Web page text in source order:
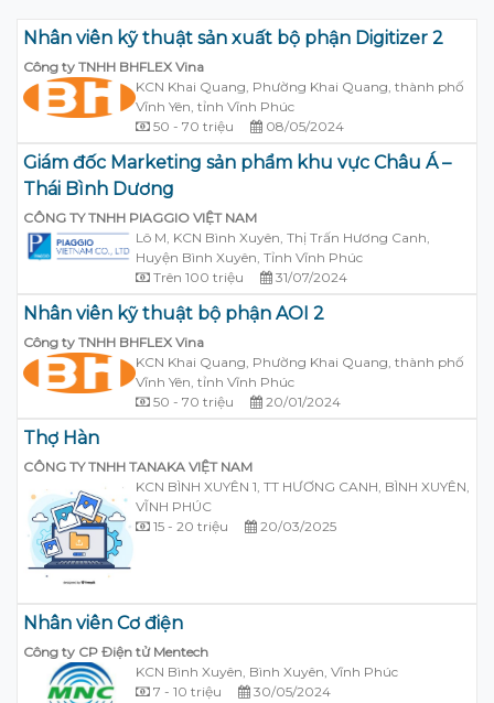
Nhân viên kỹ thuật sản xuất bộ phận Digitizer 2
Công ty TNHH BHFLEX Vina
KCN Khai Quang, Phường Khai Quang, thành phố
Vĩnh Yên, tỉnh Vĩnh Phúc
50 - 70 triệu
08/05/2024
Giám đốc Marketing sản phẩm khu vực Châu Á –
Thái Bình Dương
CÔNG TY TNHH PIAGGIO VIỆT NAM
Lô M, KCN Bình Xuyên, Thị Trấn Hương Canh,
Huyện Bình Xuyên, Tỉnh Vĩnh Phúc
Trên 100 triệu
31/07/2024
Nhân viên kỹ thuật bộ phận AOI 2
Công ty TNHH BHFLEX Vina
KCN Khai Quang, Phường Khai Quang, thành phố
Vĩnh Yên, tỉnh Vĩnh Phúc
50 - 70 triệu
20/01/2024
Thợ Hàn
CÔNG TY TNHH TANAKA VIỆT NAM
KCN BÌNH XUYÊN 1, TT HƯƠNG CANH, BÌNH XUYÊN,
VĨNH PHÚC
15 - 20 triệu
20/03/2025
Nhân viên Cơ điện
Công ty CP Điện tử Mentech
KCN Bình Xuyên, Bình Xuyên, Vĩnh Phúc
7 - 10 triệu
30/05/2024